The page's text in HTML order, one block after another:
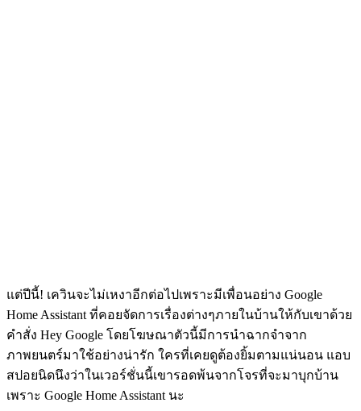
แต่ปีนี้! เควินจะไม่เหงาอีกต่อไปเพราะมีเพื่อนอย่าง Google
Home Assistant ที่คอยจัดการเรื่องต่างๆภายในบ้านให้กับเขาด้วย
คำสั่ง Hey Google โดยโฆษณาตัวนี้มีการนำฉากจำจาก
ภาพยนตร์มาใช้อย่างน่ารัก ใครที่เคยดูต้องยิ้มตามแน่นอน แอบ
สปอยนิดนึงว่าในเวอร์ชั่นนี้เขารอดพ้นจากโจรที่จะมาบุกบ้าน
เพราะ Google Home Assistant นะ